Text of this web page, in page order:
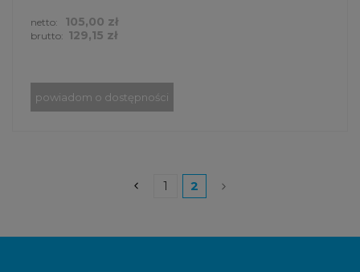
brutto: 129,15 zł
netto: 105,00 zł
powiadom o dostępności
1 2